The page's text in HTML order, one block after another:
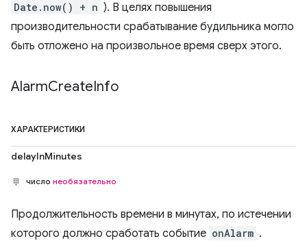
Date.now() + n ). В целях повышения
производительности срабатывание будильника могло
быть отложено на произвольное время сверх этого.
AlarmCreateInfo
ХАРАКТЕРИСТИКИ
delayInMinutes
число необязательно
Продолжительность времени в минутах, по истечении
которого должно сработать событие onAlarm .